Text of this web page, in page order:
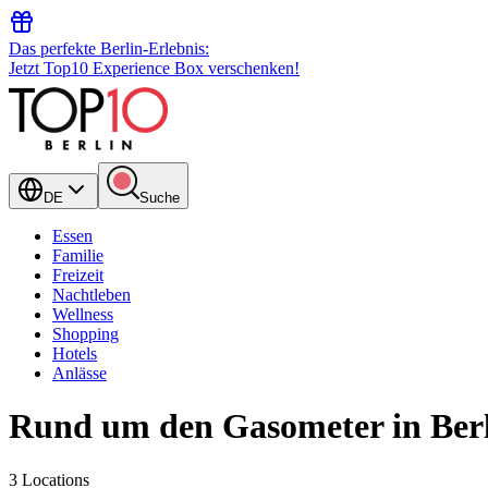
Das perfekte Berlin-Erlebnis:
Jetzt Top10 Experience Box verschenken!
DE Suche
Essen
Familie
Freizeit
Nachtleben
Wellness
Shopping
Hotels
Anlässe
Rund um den Gasometer in
3 Locations